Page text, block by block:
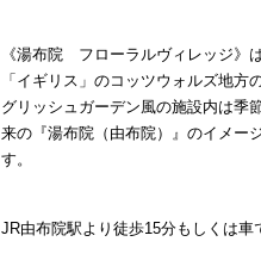
《湯布院 フローラルヴィレッジ》
「イギリス」のコッツウォルズ地方
グリッシュガーデン風の施設内は季
来の『湯布院（由布院）』のイメー
す。
JR由布院駅より徒歩15分もしくは車